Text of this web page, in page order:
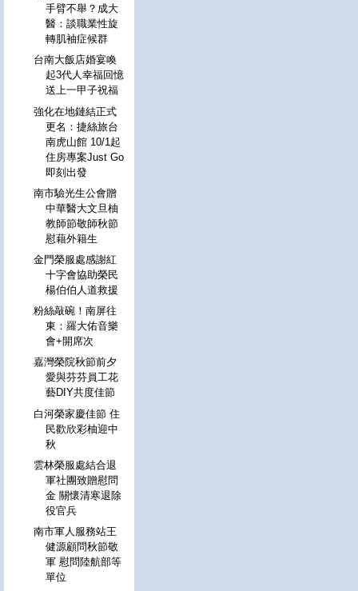
手臂不舉？成大
醫：談職業性旋
轉肌袖症候群
台南大飯店婚宴喚
起3代人幸福回憶
送上一甲子祝福
強化在地鏈結正式
更名：捷絲旅台
南虎山館 10/1起
住房專案Just Go
即刻出發
南市驗光生公會贈
中華醫大文旦柚
教師節敬師秋節
慰藉外籍生
金門榮服處感謝紅
十字會協助榮民
楊伯伯人道救援
粉絲敲碗！南屏往
東：羅大佑音樂
會+開席次
嘉灣榮院秋節前夕
愛與芬芬員工花
藝DIY共度佳節
白河榮家慶佳節 住
民歡欣彩柚迎中
秋
雲林榮服處結合退
軍社團致贈慰問
金 關懷清寒退除
役官兵
南市軍人服務站王
健源顧問秋節敬
軍 慰問陸航部等
單位